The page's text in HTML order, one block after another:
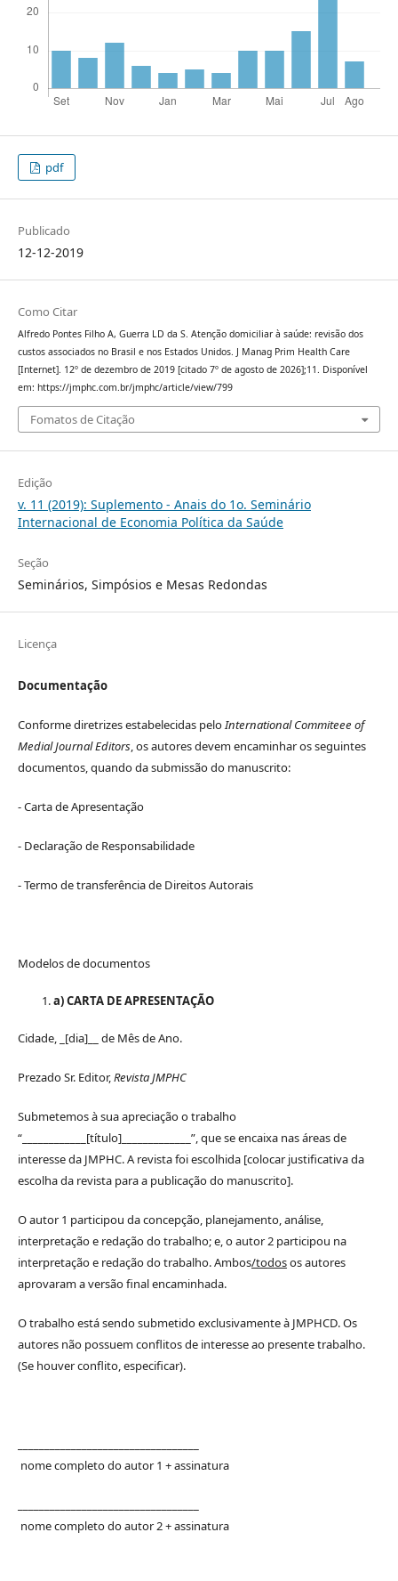
pdf
Publicado
12-12-2019
Como Citar
Alfredo Pontes Filho A, Guerra LD da S. Atenção domiciliar à saúde: revisão dos
custos associados no Brasil e nos Estados Unidos. J Manag Prim Health Care
[Internet]. 12º de dezembro de 2019 [citado 7º de agosto de 2026];11. Disponível
em: https://jmphc.com.br/jmphc/article/view/799
Fomatos de Citação
Edição
v. 11 (2019): Suplemento - Anais do 1o. Seminário
Internacional de Economia Política da Saúde
Seção
Seminários, Simpósios e Mesas Redondas
Licença
Documentação
Conforme diretrizes estabelecidas peloInternational Commiteee of
Medial Journal Editors, os autores devem encaminhar os seguintes
documentos, quando da submissão do manuscrito:
- Carta de Apresentação
- Declaração de Responsabilidade
- Termo de transferência de Direitos Autorais
Modelos de documentos
a) CARTA DE APRESENTAÇÃO
Cidade, _[dia]__ de Mês de Ano.
Prezado Sr. Editor,Revista JMPHC
Submetemos à sua apreciação o trabalho
“____________[título]_____________”, que se encaixa nas áreas de
interesse da JMPHC. A revista foi escolhida [colocar justificativa da
escolha da revista para a publicação do manuscrito].
O autor 1 participou da concepção, planejamento, análise,
interpretação e redação do trabalho; e, o autor 2 participou na
interpretação e redação do trabalho. Ambos/todosos autores
aprovaram a versão final encaminhada.
O trabalho está sendo submetido exclusivamente à JMPHCD. Os
autores não possuem conflitos de interesse ao presente trabalho.
(Se houver conflito, especificar).
nome completo do autor 1 + assinatura
nome completo do autor 2 + assinatura